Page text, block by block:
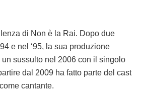
di Non è la Rai. Dopo due
e nel ‘95, la sua produzione
sussulto nel 2006 con il singolo
dal 2009 ha fatto parte del cast
cantante.